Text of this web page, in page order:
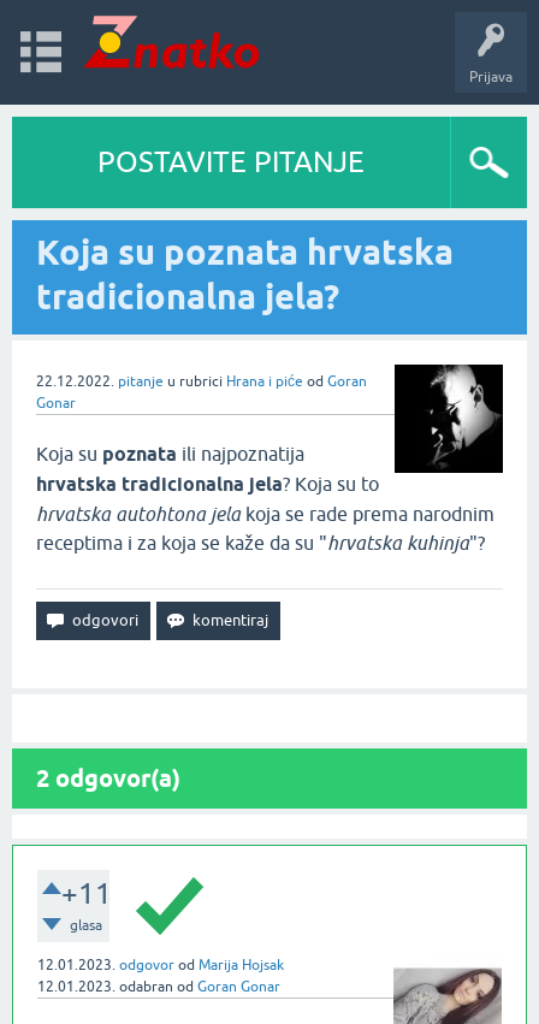
Prijava
POSTAVITE PITANJE
Koja su poznata hrvatska
tradicionalna jela?
22.12.2022. pitanje u rubrici Hrana i piće od Goran
Gonar
Koja su poznata ili najpoznatija
hrvatska tradicionalna jela? Koja su to
hrvatska autohtona jelakoja se rade prema narodnim
receptima i za koja se kaže da su "hrvatska kuhinja"?
2 odgovor(a)
+11
glasa
12.01.2023. odgovor od Marija Hojsak
12.01.2023. odabran od Goran Gonar